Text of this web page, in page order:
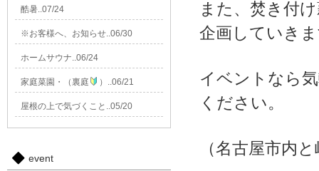
また、焚き付
企画していき
イベントなら
ください。
（名古屋市内
酷暑..07/24
※お客様へ、お知らせ..06/30
ホームサウナ..06/24
家庭菜園・（裏庭 ）..06/21
屋根の上で気づくこと..05/20
event